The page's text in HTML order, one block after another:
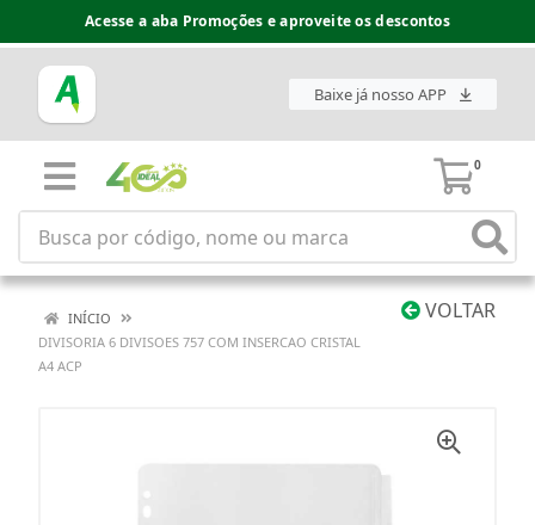
Acesse a aba Promoções e aproveite os descontos
Baixe já nosso APP
0
VOLTAR
INÍCIO
DIVISORIA 6 DIVISOES 757 COM INSERCAO CRISTAL
A4 ACP